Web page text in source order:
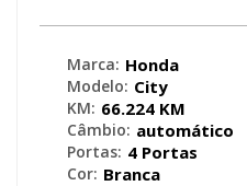
Marca: Honda
Modelo: City
KM: 66.224 KM
Câmbio: automático
Portas: 4 Portas
Cor: Branca